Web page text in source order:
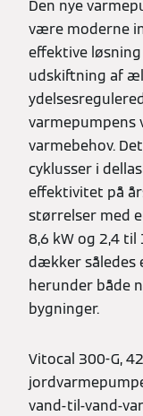
Den nye
være moderne
effektive
udskiftning af
varmepumpens
varmebehov.
cyklusser i
effektivitet på
størrelser med
8,6 kW og 2,4 til
dækker således
herunder både
bygninger.
Vitocal 300-G,
vand-til-vand-